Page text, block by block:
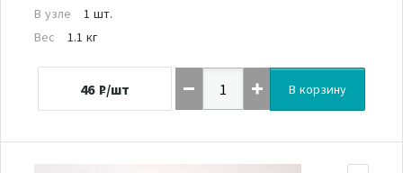
В узле
1 шт.
Вес
1.1 кг
46 ₽/шт В корзину